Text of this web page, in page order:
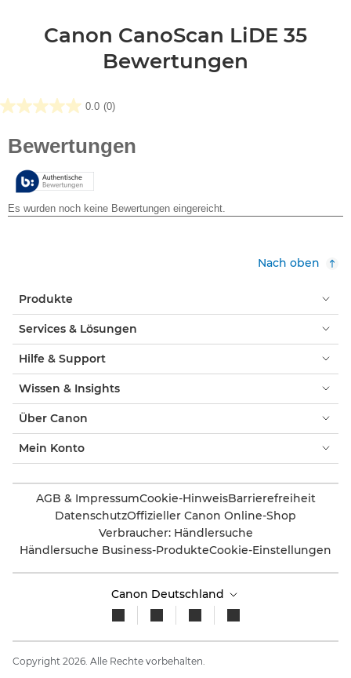
Canon CanoScan LiDE 35
Bewertungen
0.0 (0)
0.0
Nach oben
Produkte
Services & Lösungen
Hilfe & Support
Wissen & Insights
Über Canon
Mein Konto
AGB & ImpressumCookie-HinweisBarrierefreiheit
DatenschutzOffizieller Canon Online-Shop
Verbraucher: Händlersuche
Händlersuche Business-ProdukteCookie-Einstellungen
Canon Deutschland
Copyright 2026. Alle Rechte vorbehalten.